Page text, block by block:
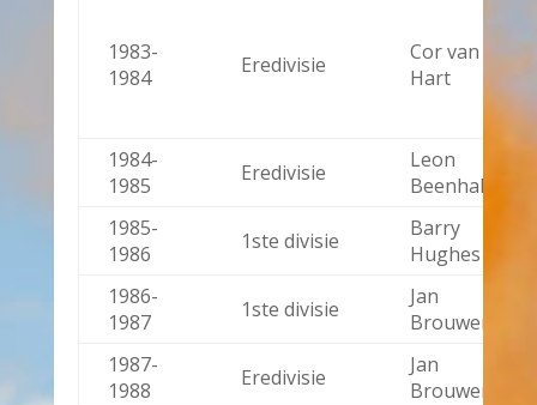
1983-
1984
Eredivisie
Cor van der
Hart
1984-
1985
Eredivisie
Leon
Beenhakker
1985-
1986
1ste divisie
Barry
Hughes
1986-
1987
1ste divisie
Jan
Brouwer
1987-
1988
Eredivisie
Jan
Brouwer